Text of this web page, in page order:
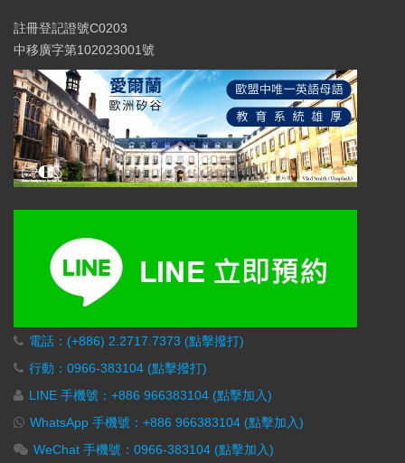
註冊登記證號C0203
中移廣字第102023001號
電話：(+886) 2.2717.7373 (點擊撥打)
行動：0966-383104 (點擊撥打)
LINE 手機號：+886 966383104 (點擊加入)
WhatsApp 手機號：+886 966383104 (點擊加入)
WeChat 手機號：0966-383104 (點擊加入)